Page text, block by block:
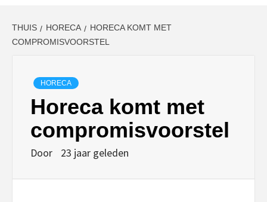
THUIS HORECA
HORECA KOMT MET
COMPROMISVOORSTEL
HORECA
Horeca komt met
compromisvoorstel
Door 23 jaar geleden